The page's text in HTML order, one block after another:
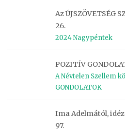
Az ÚJSZÖVETSÉG
26.
2024 Nagypéntek
POZITÍV
A Névtelen Szellem
GONDOLATOK
Ima Adelmától,
97.